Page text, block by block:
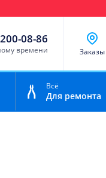
08-86
времени Заказы
Всё
Для ремонта